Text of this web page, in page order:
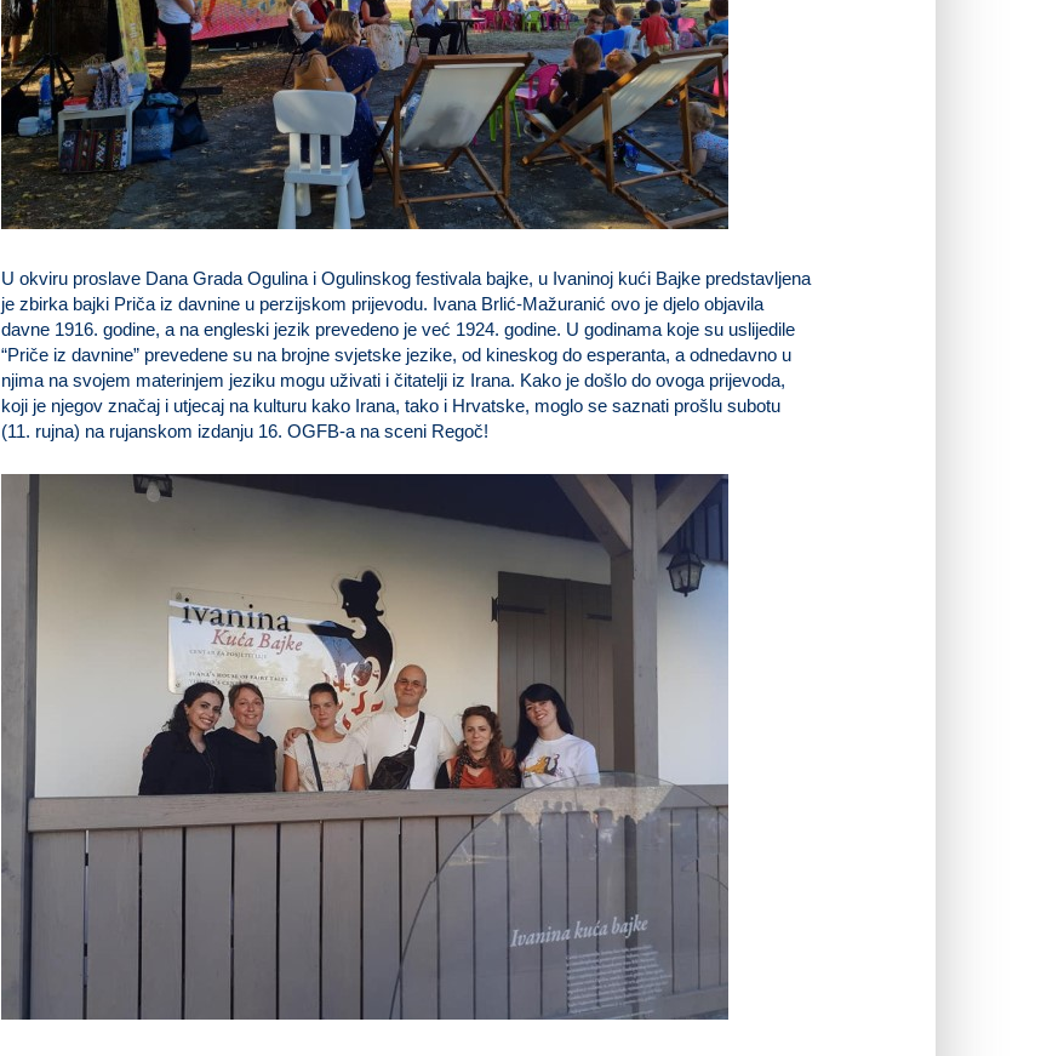
U okviru proslave Dana Grada Ogulina i Ogulinskog festivala bajke, u Ivaninoj kući Bajke predstavljena
je zbirka bajki Priča iz davnine u perzijskom prijevodu. Ivana Brlić-Mažuranić ovo je djelo objavila
davne 1916. godine, a na engleski jezik prevedeno je već 1924. godine. U godinama koje su uslijedile
“Priče iz davnine” prevedene su na brojne svjetske jezike, od kineskog do esperanta, a odnedavno u
njima na svojem materinjem jeziku mogu uživati i čitatelji iz Irana. Kako je došlo do ovoga prijevoda,
koji je njegov značaj i utjecaj na kulturu kako Irana, tako i Hrvatske, moglo se saznati prošlu subotu
(11. rujna) na rujanskom izdanju 16. OGFB-a na sceni Regoč!